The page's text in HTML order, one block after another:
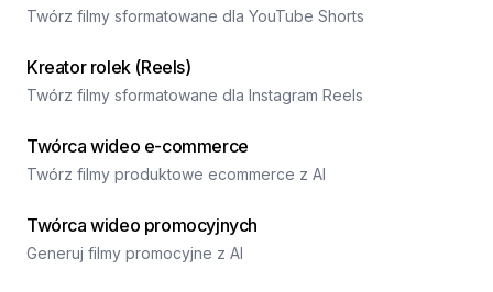
Twórz filmy sformatowane dla YouTube Shorts
Kreator rolek (Reels)
Twórz filmy sformatowane dla Instagram Reels
Twórca wideo e-commerce
Twórz filmy produktowe ecommerce z AI
Twórca wideo promocyjnych
Generuj filmy promocyjne z AI